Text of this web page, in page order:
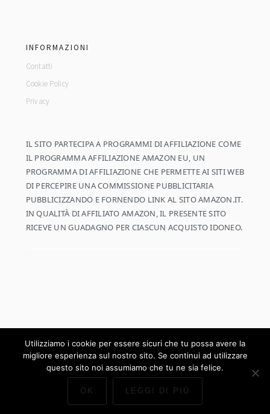
INFORMAZIONI
Contatti
Cookie Policy
Privacy
IL SITO PARTECIPA A PROGRAMMI DI AFFILIAZIONE COME
IL PROGRAMMA AFFILIAZIONE AMAZON EU, UN
PROGRAMMA DI AFFILIAZIONE CHE PERMETTE AI SITI WEB
DI PERCEPIRE UNA COMMISSIONE PUBBLICITARIA
PUBBLICIZZANDO E FORNENDO LINK AL SITO AMAZON.IT.
IN QUALITÀ DI AFFILIATO AMAZON, IL PRESENTE SITO
RICEVE UN GUADAGNO PER CIASCUN ACQUISTO IDONEO.
COPYRIGHT © 2026 ·COOKD PRO THEMESUGENESIS FRAMEWORK
WORDPRESS· LOG IN
Utilizziamo i cookie per essere sicuri che tu possa avere la
migliore esperienza sul nostro sito. Se continui ad utilizzare
questo sito noi assumiamo che tu ne sia felice.
OK LEGGI DI PIÙ